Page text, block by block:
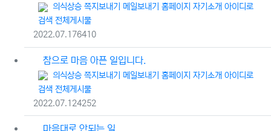
등록자의식상승 쪽지보내기 메일보내기 홈페이지 자기소개 아이디로
검색 전체게시물
등록일
2022.07.17조회
6410
참으로 마음 아픈 일입니다.
등록자의식상승 쪽지보내기 메일보내기 홈페이지 자기소개 아이디로
검색 전체게시물
등록일
2022.07.12조회
4252
마음대로 안되는 일